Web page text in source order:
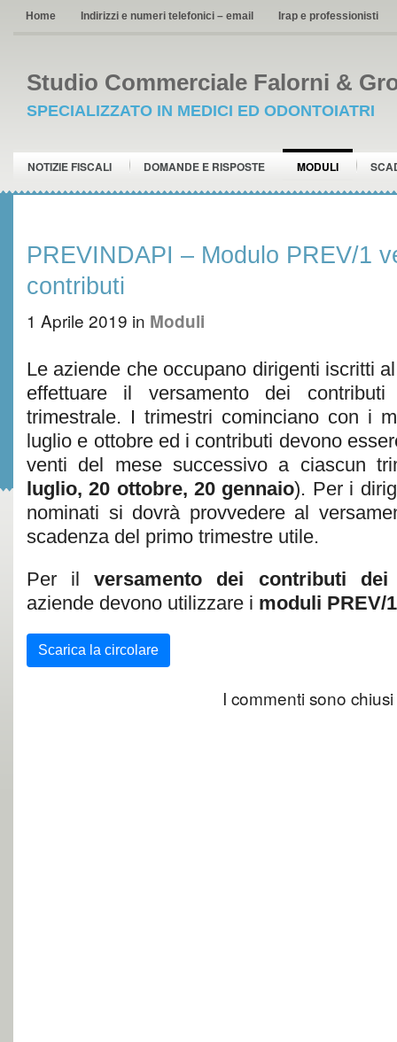
Home Indirizzi e numeri telefonici – email Irap e professionisti
Studio Commerciale Falorni &
SPECIALIZZATO IN MEDICI ED ODONTOIATRI
NOTIZIE FISCALI DOMANDE E RISPOSTE MODULI
PREVINDAPI – Modulo PREV/1
contributi
1 Aprile 2019 in Moduli
Le aziende che occupano dirigenti iscritti
effettuare il versamento dei
trimestrale. I trimestri cominciano con i
luglio e ottobre ed i contributi devono
venti del mese successivo a ciascun
luglio, 20 ottobre, 20 gennaio). Per i
nominati si dovrà provvedere al
scadenza del primo trimestre utile.
Per il versamento dei contributi
aziende devono utilizzare i moduli PREV/1
Scarica la circolare
I commenti sono chiusi